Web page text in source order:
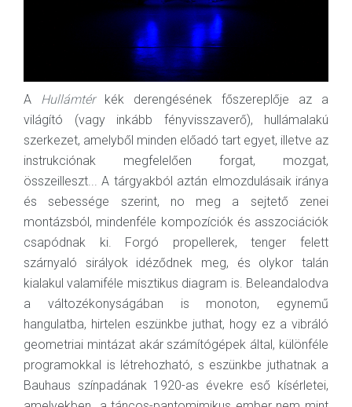
A Hullámtér
kék derengésének főszereplője az a
világító (vagy inkább fényvisszaverő), hullámalakú
szerkezet, amelyből minden előadó tart egyet, illetve az
instrukciónak megfelelően forgat, mozgat,
összeilleszt... A tárgyakból aztán elmozdulásaik iránya
és sebessége szerint, no meg a sejtető zenei
montázsból, mindenféle kompozíciók és asszociációk
csapódnak ki. Forgó propellerek, tenger felett
szárnyaló sirályok idéződnek meg, és olykor talán
kialakul valamiféle misztikus diagram is. Beleandalodva
a változékonyságában is monoton, egynemű
hangulatba, hirtelen eszünkbe juthat, hogy ez a vibráló
geometriai mintázat akár számítógépek által, különféle
programokkal is létrehozható, s eszünkbe juthatnak a
Bauhaus színpadának 1920-as évekre eső kísérletei,